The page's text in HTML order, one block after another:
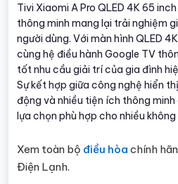
Tivi Xiaomi A Pro QLED 4K 65
thông minh mang lại trải nghiệm
người dùng. Với màn hình QLED
cùng hệ điều hành Google TV
tốt nhu cầu giải trí của gia đình
Sự kết hợp giữa công nghệ hiển
động và nhiều tiện ích thông
lựa chọn phù hợp cho nhiều
Xem toàn bộ điều hòa chính
Điện Lạnh.